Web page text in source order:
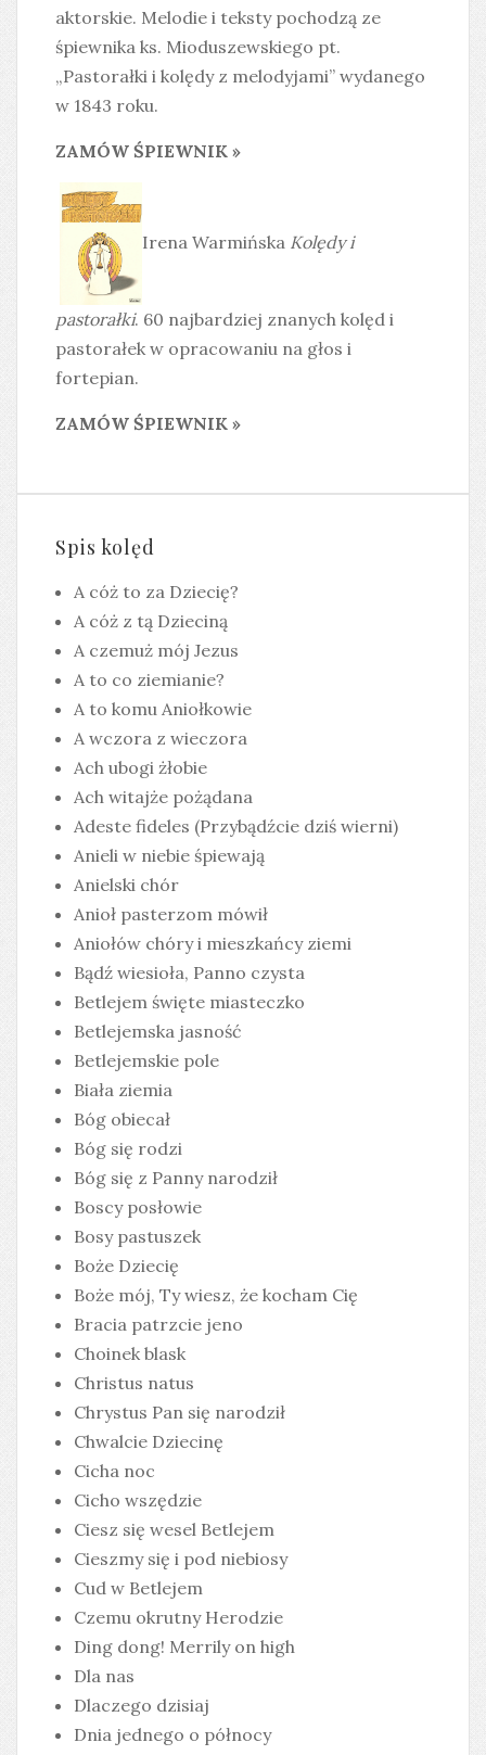
aktorskie. Melodie i teksty pochodzą ze
śpiewnika ks. Mioduszewskiego pt.
„Pastorałki i kolędy z melodyjami” wydanego
w 1843 roku.
ZAMÓW ŚPIEWNIK »
Irena Warmińska Kolędy i
pastorałki. 60 najbardziej znanych kolęd i
pastorałek w opracowaniu na głos i
fortepian.
ZAMÓW ŚPIEWNIK »
Spis kolęd
A cóż to za Dziecię?
A cóż z tą Dzieciną
A czemuż mój Jezus
A to co ziemianie?
A to komu Aniołkowie
A wczora z wieczora
Ach ubogi żłobie
Ach witajże pożądana
Adeste fideles (Przybądźcie dziś wierni)
Anieli w niebie śpiewają
Anielski chór
Anioł pasterzom mówił
Aniołów chóry i mieszkańcy ziemi
Bądź wiesioła, Panno czysta
Betlejem święte miasteczko
Betlejemska jasność
Betlejemskie pole
Biała ziemia
Bóg obiecał
Bóg się rodzi
Bóg się z Panny narodził
Boscy posłowie
Bosy pastuszek
Boże Dziecię
Boże mój, Ty wiesz, że kocham Cię
Bracia patrzcie jeno
Choinek blask
Christus natus
Chrystus Pan się narodził
Chwalcie Dziecinę
Cicha noc
Cicho wszędzie
Ciesz się wesel Betlejem
Cieszmy się i pod niebiosy
Cud w Betlejem
Czemu okrutny Herodzie
Ding dong! Merrily on high
Dla nas
Dlaczego dzisiaj
Dnia jednego o północy